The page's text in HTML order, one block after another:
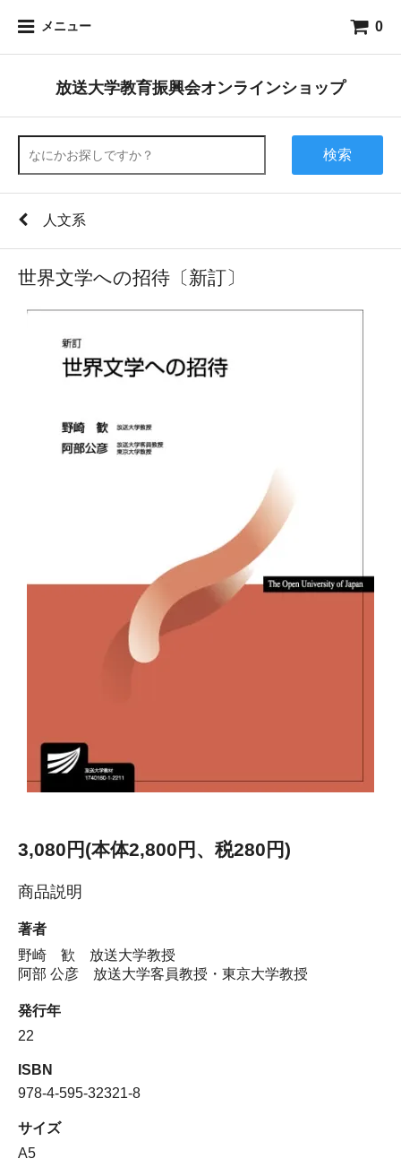
メニュー 0
放送大学教育振興会オンラインショップ
検索
人文系
世界文学への招待〔新訂〕
3,080円(本体2,800円、税280円)
商品説明
著者
野崎 歓 放送大学教授
阿部 公彦 放送大学客員教授・東京大学教授
発行年
22
ISBN
978-4-595-32321-8
サイズ
A5